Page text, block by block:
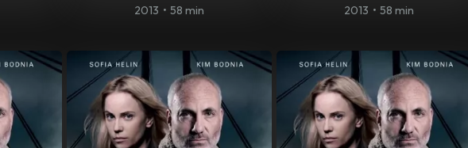
2013 • 58 min 2013 • 58 min